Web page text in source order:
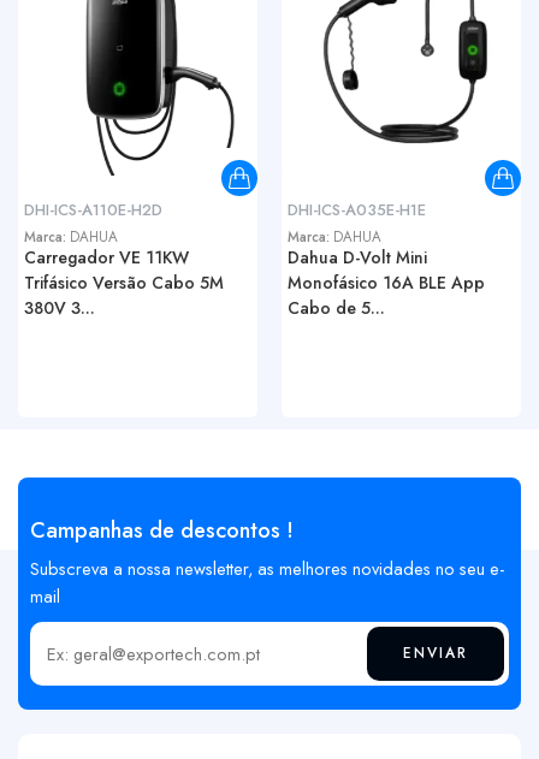
DHI-ICS-A110E-H2D
Marca: DAHUA
Carregador VE 11KW
Trifásico Versão Cabo 5M
380V 3...
DHI-ICS-A035E-H1E
Marca: DAHUA
Dahua D-Volt Mini
Monofásico 16A BLE App
Cabo de 5...
Campanhas de descontos !
Subscreva a nossa newsletter, as melhores novidades no seu e-
mail
Insira o seu email ENVIAR